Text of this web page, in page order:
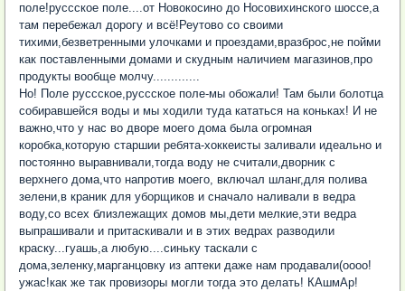
поле!руссское поле....от Новокосино до Носовихинского шоссе,а
там перебежал дорогу и всё!Реутово со своими
тихими,безветренными улочками и проездами,вразброс,не пойми
как поставленными домами и скудным наличием магазинов,про
продукты вообще молчу.............
Но! Поле руссское,руссское поле-мы обожали! Там были болотца
собиравшейся воды и мы ходили туда кататься на коньках! И не
важно,что у нас во дворе моего дома была огромная
коробка,которую старшии ребята-хоккеисты заливали идеально и
постоянно выравнивали,тогда воду не считали,дворник с
верхнего дома,что напротив моего, включал шланг,для полива
зелени,в краник для уборщиков и сначало наливали в ведра
воду,со всех близлежащих домов мы,дети мелкие,эти ведра
выпрашивали и притаскивали и в этих ведрах разводили
краску...гуашь,а любую....синьку таскали с
дома,зеленку,марганцовку из аптеки даже нам продавали(оооо!
ужас!как же так провизоры могли тогда это делать! КАшмАр!